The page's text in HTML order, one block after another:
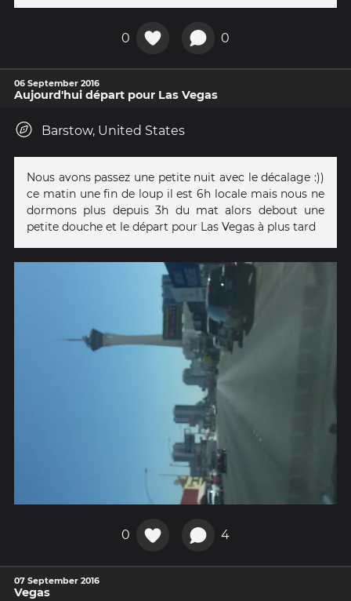
0 0
06 September 2016
Aujourd'hui départ pour Las Vegas
Barstow, United States
Nous avons passez une petite nuit avec le décalage :))
ce matin une fin de loup il est 6h locale mais nous ne
dormons plus depuis 3h du mat alors debout une
petite douche et le départ pour Las Vegas à plus tard
0 4
07 September 2016
Vegas